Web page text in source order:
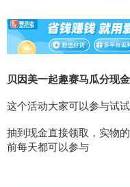
贝因美一起趣赛马瓜分现
这个活动大家可以参与试
抽到现金直接领取，实物
前每天都可以参与